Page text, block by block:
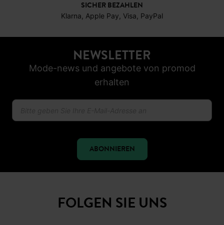
SICHER BEZAHLEN
Klarna, Apple Pay, Visa, PayPal
NEWSLETTER
Mode-news und angebote von promod
erhalten
ABONNIEREN
FOLGEN SIE UNS